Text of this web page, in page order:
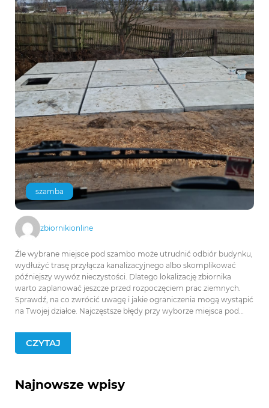
szamba
zbiornikionline
Źle wybrane miejsce pod szambo może utrudnić odbiór budynku,
wydłużyć trasę przyłącza kanalizacyjnego albo skomplikować
późniejszy wywóz nieczystości. Dlatego lokalizację zbiornika
warto zaplanować jeszcze przed rozpoczęciem prac ziemnych.
Sprawdź, na co zwrócić uwagę i jakie ograniczenia mogą wystąpić
na Twojej działce. Najczęstsze błędy przy wyborze miejsca pod
CZYTAJ
Najnowsze wpisy